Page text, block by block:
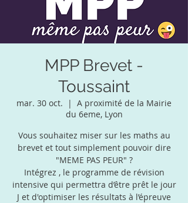
MPP Brevet -
Toussaint
mar. 30 oct.
  |
A proximité de la Mairie
du 6eme, Lyon
Vous souhaitez miser sur les maths au
brevet et tout simplement pouvoir dire
"MEME PAS PEUR" ?
Intégrez , le programme de révision
intensive qui permettra d’être prêt le jour
J et d'optimiser les résultats à l’épreuve